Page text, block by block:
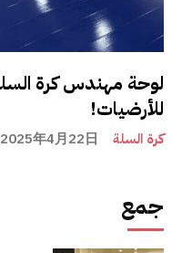
للأرضيات!
كرة السلة 2025年4月22日
جمع